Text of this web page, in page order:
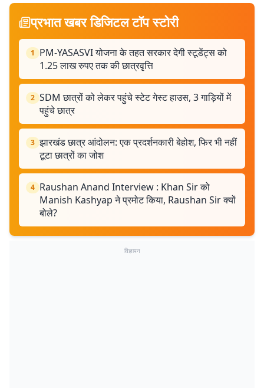
प्रभात खबर डिजिटल टॉप स्टोरी
1
PM-YASASVI योजना के तहत सरकार देगी स्टूडेंट्स को
1.25 लाख रुपए तक की छात्रवृत्ति
2 SDM छात्रों को लेकर पहुंचे स्टेट गेस्ट हाउस, 3 गाड़ियों में
पहुंचे छात्र
3 झारखंड छात्र आंदोलन: एक प्रदर्शनकारी बेहोश, फिर भी नहीं
टूटा छात्रों का जोश
4 Raushan Anand Interview : Khan Sir को
Manish Kashyap ने प्रमोट किया, Raushan Sir क्यों
बोले?
विज्ञापन